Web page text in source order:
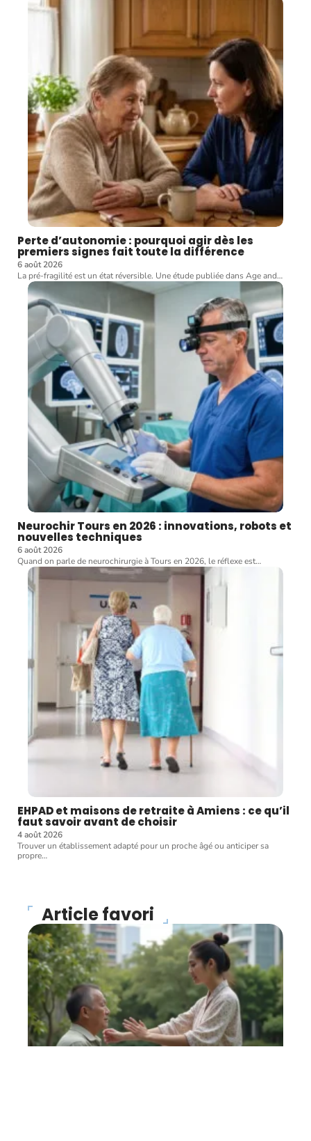
Perte d’autonomie : pourquoi agir dès les
premiers signes fait toute la différence
6 août 2026
La pré-fragilité est un état réversible. Une étude publiée dans Age and…
Neurochir Tours en 2026 : innovations, robots et
nouvelles techniques
6 août 2026
Quand on parle de neurochirurgie à Tours en 2026, le réflexe est…
EHPAD et maisons de retraite à Amiens : ce qu’il
faut savoir avant de choisir
4 août 2026
Trouver un établissement adapté pour un proche âgé ou anticiper sa
propre…
Article favori